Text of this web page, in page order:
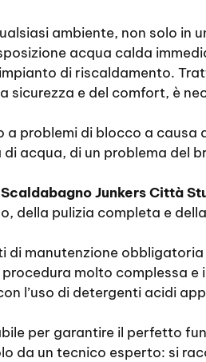
ambiente, non solo in
acqua calda
di riscaldamento.
sicurezza e del comfort, è
problemi di blocco a
acqua, di un problema del
Junkers Città
della pulizia completa e
manutenzione
molto complessa
l’uso di detergenti acidi
per garantire il perfetto
da un tecnico esperto: si